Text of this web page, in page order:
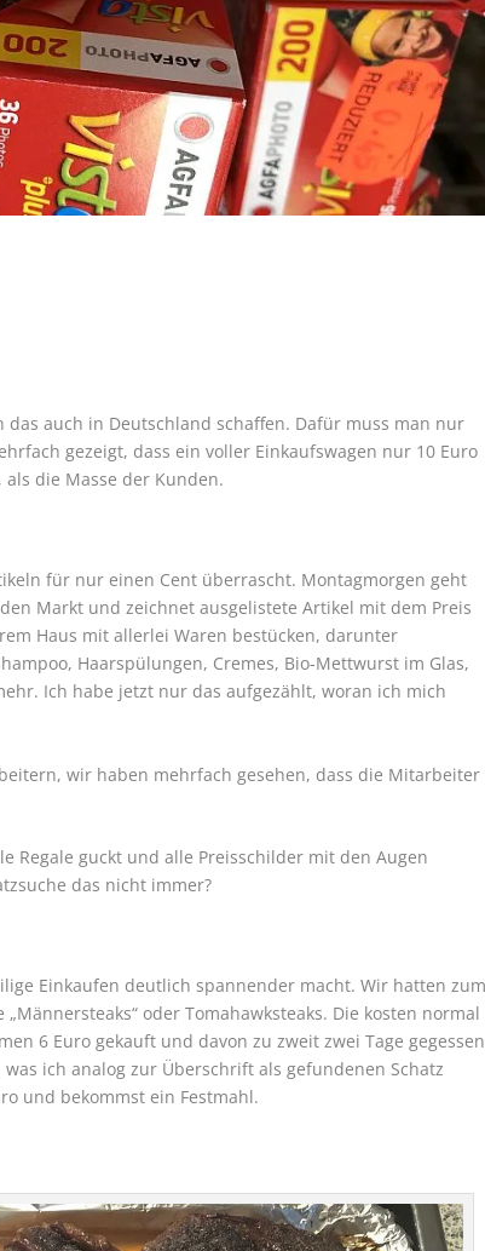
auch in Deutschland schaffen. Dafür muss man nur
gezeigt, dass ein voller Einkaufswagen nur 10 Euro
die Masse der Kunden.
für nur einen Cent überrascht. Montagmorgen geht
Markt und zeichnet ausgelistete Artikel mit dem Preis
Haus mit allerlei Waren bestücken, darunter
Haarspülungen, Cremes, Bio-Mettwurst im Glas,
Ich habe jetzt nur das aufgezählt, woran ich mich
wir haben mehrfach gesehen, dass die Mitarbeiter
guckt und alle Preisschilder mit den Augen
das nicht immer?
Einkaufen deutlich spannender macht. Wir hatten
oder Tomahawksteaks. Die kosten normal
6 Euro gekauft und davon zu zweit zwei Tage
ich analog zur Überschrift als gefundenen Schatz
und bekommst ein Festmahl.